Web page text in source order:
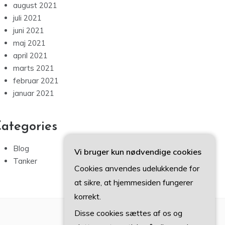
august 2021
juli 2021
juni 2021
maj 2021
april 2021
marts 2021
februar 2021
januar 2021
Blog
Tanker
Vi bruger kun nødvendige cookies
Cookies anvendes udelukkende for
at sikre, at hjemmesiden fungerer
korrekt.
Disse cookies sættes af os og